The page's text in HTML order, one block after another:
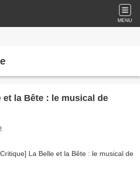
MENU
et la Bête : le musical de